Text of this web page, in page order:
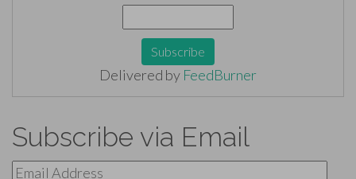
Delivered by FeedBurner
Subscribe via Email
Email